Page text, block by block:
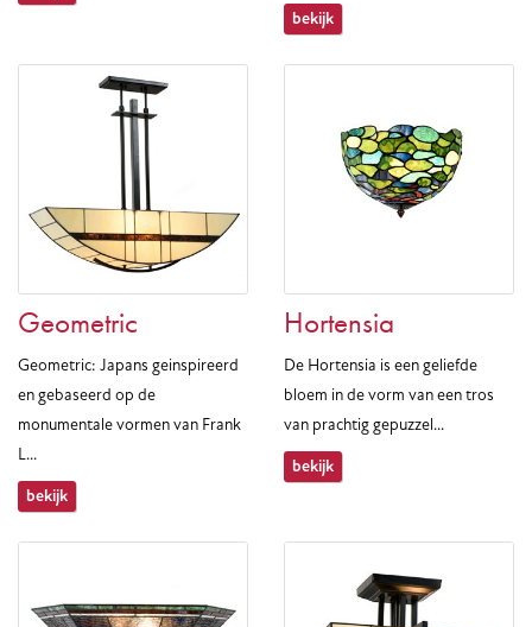
bekijk
Geometric
Geometric: Japans geinspireerd
en gebaseerd op de
monumentale vormen van Frank
L...
bekijk
Hortensia
De Hortensia is een geliefde
bloem in de vorm van een tros
van prachtig gepuzzel...
bekijk